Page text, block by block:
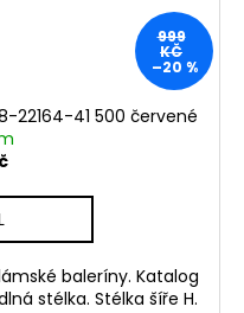
999
KČ
–20 %
22164-41 500 červené
baleríny. Katalog
stélka. Stélka šíře H.